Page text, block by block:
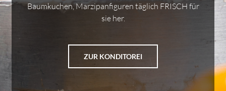
Baumkuchen, Marzipanfiguren täglich FRISCH für
sie her.
ZUR KONDITOREI